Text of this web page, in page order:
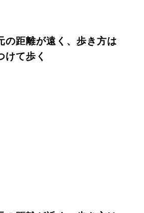
距離が遠く、歩き方は
けて歩く